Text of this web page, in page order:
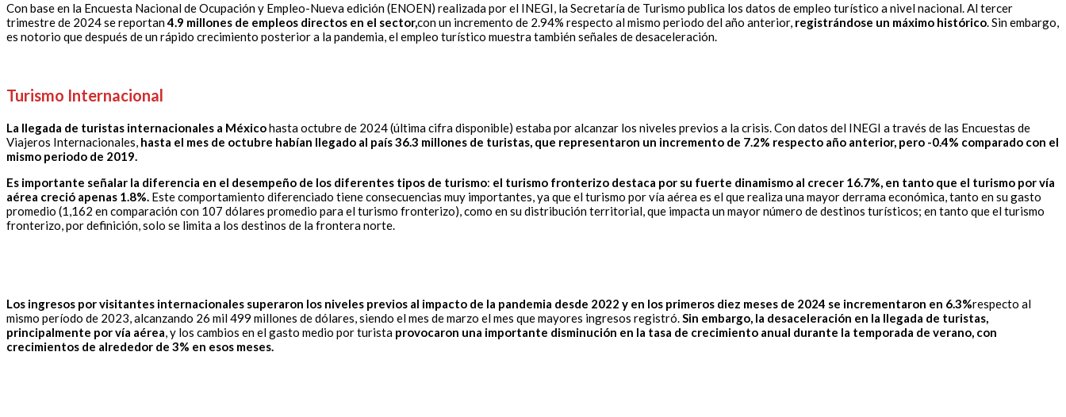
Con base en la Encuesta Nacional de Ocupación y Empleo-Nueva edición (ENOEN) realizada por el INEGI, la Secretaría de Turismo publica los datos de empleo turístico a nivel nacional. Al tercer
trimestre de 2024 se reportan4.9 millones de empleos directos en el sector,con un incremento de 2.94% respecto al mismo periodo del año anterior, registrándose un máximo histórico. Sin embargo,
es notorio que después de un rápido crecimiento posterior a la pandemia, el empleo turístico muestra también señales de desaceleración.
Turismo Internacional
La llegada de turistas internacionales a Méxicohasta octubre de 2024 (última cifra disponible) estaba por alcanzar los niveles previos a la crisis. Con datos del INEGI a través de las Encuestas de
Viajeros Internacionales, hasta el mes de octubre habían llegado al país 36.3 millones de turistas, que representaron un incremento de 7.2% respecto año anterior, pero -0.4% comparado con el
mismo periodo de 2019.
Es importante señalar la diferencia en el desempeño de los diferentes tipos de turismo: el turismo fronterizo destaca por su fuerte dinamismo al crecer 16.7%, en tanto que el turismo por vía
aérea creció apenas 1.8%. Este comportamiento diferenciado tiene consecuencias muy importantes, ya que el turismo por vía aérea es el que realiza una mayor derrama económica, tanto en su gasto
promedio (1,162 en comparación con 107 dólares promedio para el turismo fronterizo), como en su distribución territorial, que impacta un mayor número de destinos turísticos; en tanto que el turismo
fronterizo, por definición, solo se limita a los destinos de la frontera norte.
Los ingresos por visitantes internacionales superaron los niveles previos al impacto de la pandemia desde 2022 y en los primeros diez meses de 2024 se incrementaron en 6.3%respecto al
mismo período de 2023, alcanzando 26 mil 499 millones de dólares, siendo el mes de marzo el mes que mayores ingresos registró.Sin embargo, la desaceleración en la llegada de turistas,
principalmente por vía aérea, y los cambios en el gasto medio por turista provocaron una importante disminución en la tasa de crecimiento anual durante la temporada de verano, con
crecimientos de alrededor de 3% en esos meses.